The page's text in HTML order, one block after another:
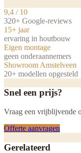
9,4 / 10
320+ Google-reviews
15+ jaar
ervaring in houtbouw
Eigen montage
geen onderaannemers
Showroom Amstelveen
20+ modellen opgesteld
Snel een prijs?
Vraag een vrijblijvende
Offerte aanvragen
Gerelateerd